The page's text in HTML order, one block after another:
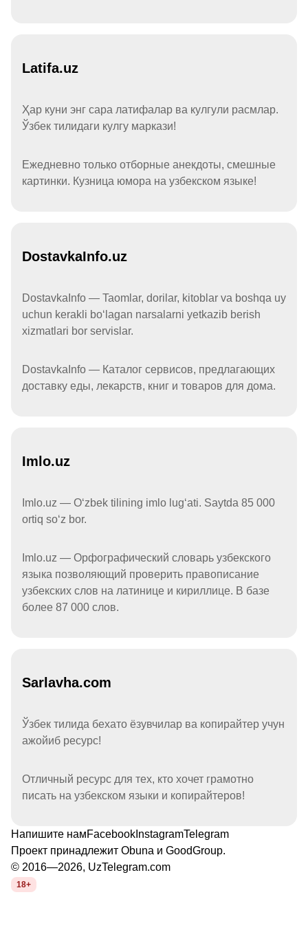
Latifa.uz
Ҳар куни энг сара латифалар ва кулгули расмлар.
Ўзбек тилидаги кулгу маркази!
Ежедневно только отборные анекдоты, смешные
картинки. Кузница юмора на узбекском языке!
DostavkaInfo.uz
DostavkaInfo — Taomlar, dorilar, kitoblar va boshqa uy
uchun kerakli boʻlagan narsalarni yetkazib berish
xizmatlari bor servislar.
DostavkaInfo — Каталог сервисов, предлагающих
доставку еды, лекарств, книг и товаров для дома.
Imlo.uz
Imlo.uz — Oʻzbek tilining imlo lugʻati. Saytda 85 000
ortiq soʻz bor.
Imlo.uz — Орфографический словарь узбекского
языка позволяющий проверить правописание
узбекских слов на латинице и кириллице. В базе
более 87 000 слов.
Sarlavha.com
Ўзбек тилида бехато ёзувчилар ва копирайтер учун
ажойиб ресурс!
Отличный ресурс для тех, кто хочет грамотно
писать на узбекском языки и копирайтеров!
Напишите намFacebook InstagramTelegram
Проект принадлежит Obuna и GoodGroup.
© 2016—2026, UzTelegram.com
18+